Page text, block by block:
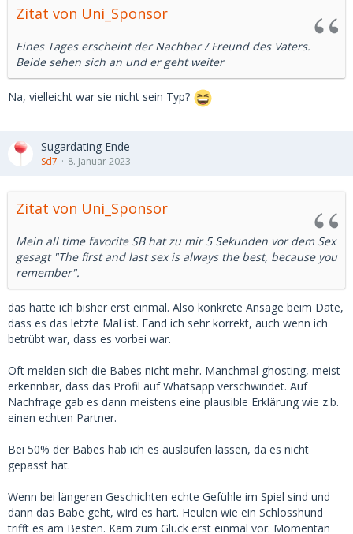
Zitat von Uni_Sponsor
Eines Tages erscheint der Nachbar / Freund des Vaters.
Beide sehen sich an und er geht weiter
Na, vielleicht war sie nicht sein Typ?
Sugardating Ende
Sd7 8. Januar 2023
Zitat von Uni_Sponsor
Mein all time favorite SB hat zu mir 5 Sekunden vor dem Sex
gesagt "The first and last sex is always the best, because you
remember".
das hatte ich bisher erst einmal. Also konkrete Ansage beim Date,
dass es das letzte Mal ist. Fand ich sehr korrekt, auch wenn ich
betrübt war, dass es vorbei war.
Oft melden sich die Babes nicht mehr. Manchmal ghosting, meist
erkennbar, dass das Profil auf Whatsapp verschwindet. Auf
Nachfrage gab es dann meistens eine plausible Erklärung wie z.b.
einen echten Partner.
Bei 50% der Babes hab ich es auslaufen lassen, da es nicht
gepasst hat.
Wenn bei längeren Geschichten echte Gefühle im Spiel sind und
dann das Babe geht, wird es hart. Heulen wie ein Schlosshund
trifft es am Besten. Kam zum Glück erst einmal vor. Momentan